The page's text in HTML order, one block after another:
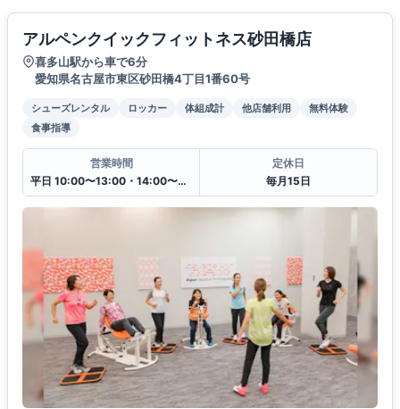
アルペンクイックフィットネス砂田橋店
喜多山駅から車で6分
愛知県名古屋市東区砂田橋4丁目1番60号
シューズレンタル ロッカー 体組成計 他店舗利用
無料体験
食事指導
営業時間
平日 10:00〜13:00・14:00〜20:30
定休日
毎月15日